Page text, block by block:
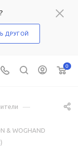
ДРУГОЙ
0
—
& WOGHAND